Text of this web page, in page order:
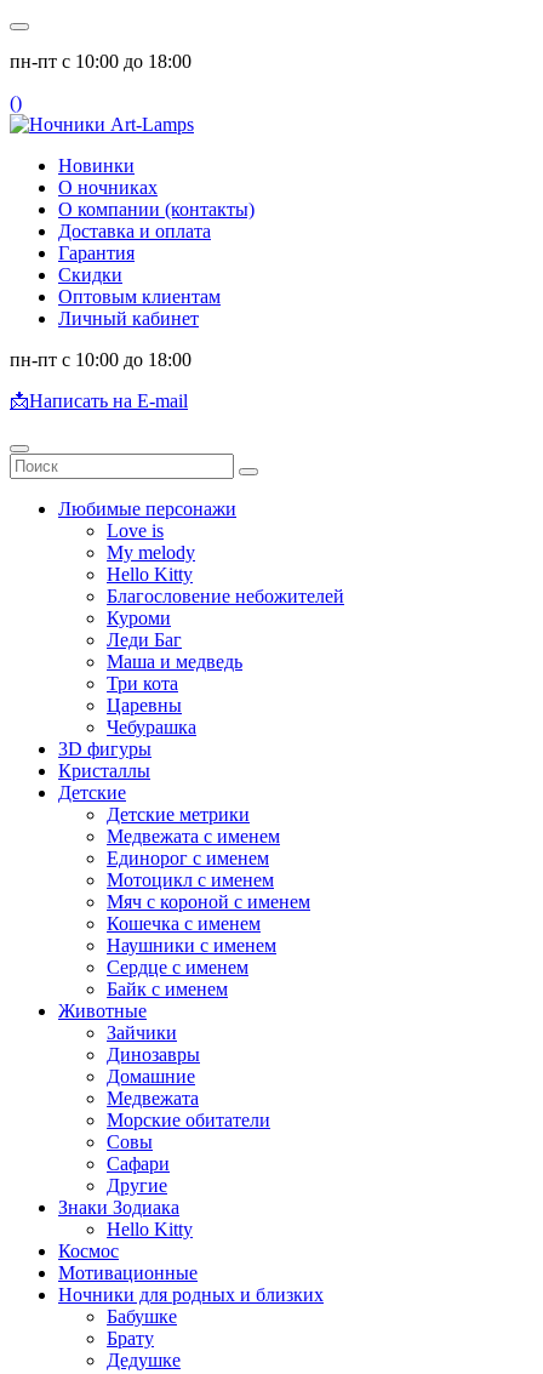
пн-пт с 10:00 до 18:00
()
Новинки
О ночниках
О компании (контакты)
Доставка и оплата
Гарантия
Скидки
Оптовым клиентам
Личный кабинет
пн-пт с 10:00 до 18:00
📩Написать на E-mail
Любимые персонажи
Love is
My melody
Hello Kitty
Благословение небожителей
Куроми
Леди Баг
Маша и медведь
Три кота
Царевны
Чебурашка
3D фигуры
Кристаллы
Детские
Детские метрики
Медвежата с именем
Единорог с именем
Мотоцикл с именем
Мяч с короной с именем
Кошечка с именем
Наушники с именем
Сердце с именем
Байк с именем
Животные
Зайчики
Динозавры
Домашние
Медвежата
Морские обитатели
Совы
Сафари
Другие
Знаки Зодиака
Hello Kitty
Космос
Мотивационные
Ночники для родных и близких
Бабушке
Брату
Дедушке